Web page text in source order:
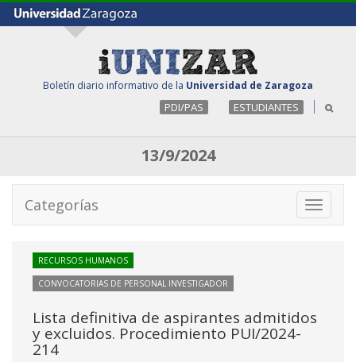
Boletín diario informativo de la Universidad de Zaragoza
PDI/PAS ESTUDIANTES
13/9/2024
Toggle
Categorías
RECURSOS HUMANOS
CONVOCATORIAS DE PERSONAL INVESTIGADOR
Lista definitiva de aspirantes admitidos
y excluidos. Procedimiento PUI/2024-
214